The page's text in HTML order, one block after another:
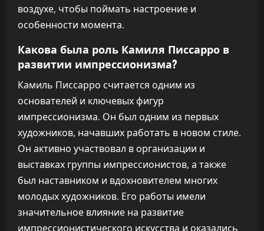
воздухе, чтобы поймать настроение и
особенности момента.
Какова была роль Камиля Писсарро в
развитии импрессионизма?
Камиль Писсарро считается одним из
основателей и ключевых фигур
импрессионизма. Он был одним из первых
художников, начавших работать в новом стиле.
Он активно участвовал в организации и
выставках группы импрессионистов, а также
был наставником и вдохновителем многих
молодых художников. Его работы имели
значительное влияние на развитие
импрессионистического искусства и оказались